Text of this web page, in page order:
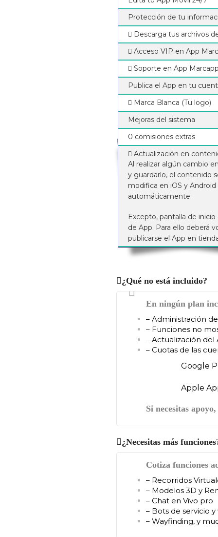
Protección de tu
Descarga tus archivos
Acceso VIP en App
Soporte en App
Publica el App en tu
Marca Blanca (Tu logo)
Mejoras del sistema
0 comisiones extras
Actualización en
Al realizar algún cambio
y guardarlo, el contenido
modifica en iOS y Android
automáticamente.
Excepto, pantalla de inicio
de App. Para ello deberá
publicarse el App en
¿Qué no está incluido?
En ningún plan
– Administración
– Funciones no
– Actualización del
– Cuotas de las
Google
Apple
Si necesitas
¿Necesitas más
Cotiza funciones
– Recorridos
– Modelos 3D y
– Chat en Vivo pro
– Bots de servicio y
– Wayfinding, y